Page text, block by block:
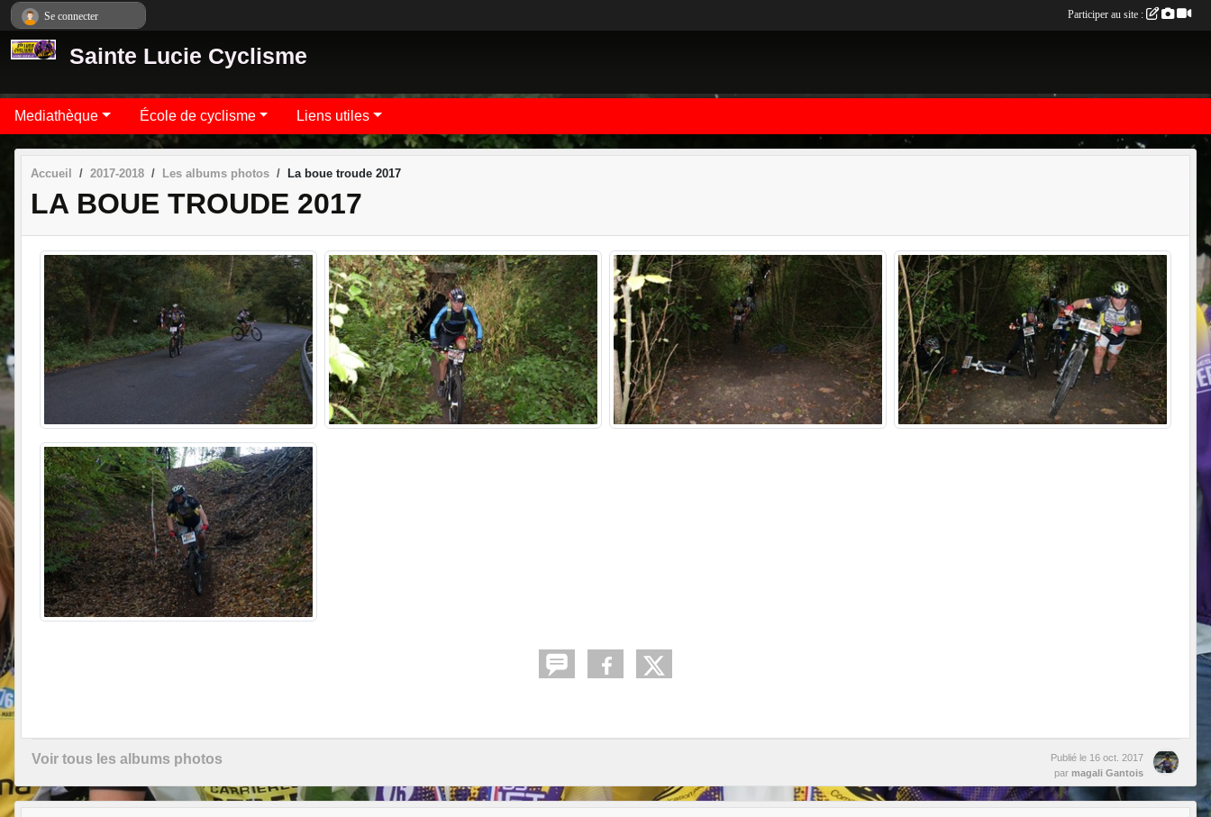
Sainte Lucie Cyclisme
Mediathèque École de cyclisme Liens utiles
Accueil 2017-2018 Les albums photos La boue troude 2017
LA BOUE TROUDE 2017
Voir tous les albums photos Publié le 16 oct. 2017
par magali Gantois
Se connecter Participer au site :
Panneau de gestion des cookies